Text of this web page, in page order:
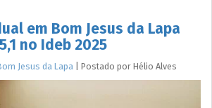
em Bom Jesus da Lapa
no Ideb 2025
Jesus da Lapa Postado por Hélio Alves